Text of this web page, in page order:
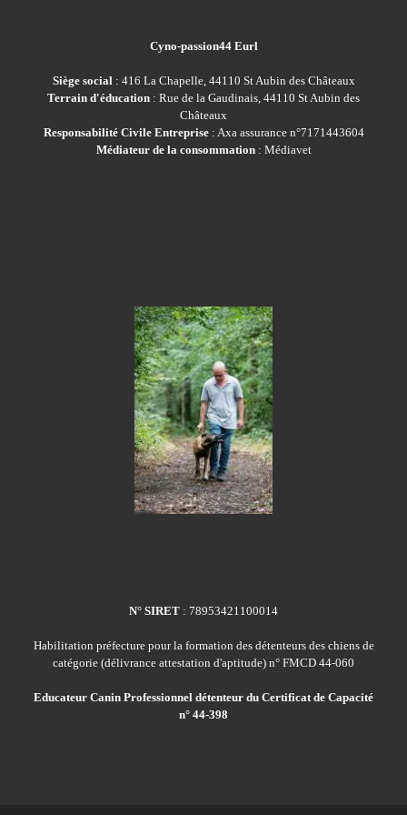
Cyno-passion44 Eurl
Siège social : 416 La Chapelle, 44110 St Aubin des Châteaux
Terrain d'éducation : Rue de la Gaudinais, 44110 St Aubin des
Châteaux
Responsabilité Civile Entreprise: Axa assurance n°7171443604
Médiateur de la consommation: Médiavet
N° SIRET : 78953421100014
Habilitation préfecture pour la formation des détenteurs des chiens de
catégorie (délivrance attestation d'aptitude) n° FMCD 44-060
Educateur Canin Professionnel détenteur du Certificat de Capacité
n° 44-398